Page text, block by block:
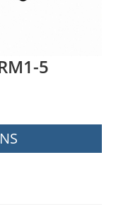
5